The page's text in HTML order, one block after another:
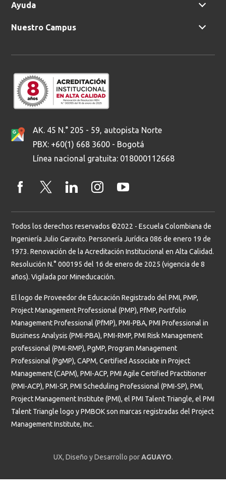
Estudiantes Profesores y administrativos
Graduados
Ayuda
Nuestro Campus
AK. 45 N.° 205 - 59, autopista Norte
PBX: +60(1) 668 3600 - Bogotá
Línea nacional gratuita: 018000112668
Todos los derechos reservados ©2022 - Escuela Colombiana de
Ingeniería Julio Garavito. Personería Jurídica 086 de enero 19 de
1973. Renovación de la Acreditación Institucional en Alta Calidad.
Resolución N.° 000195 del 16 de enero de 2025 (vigencia de 8
años). Vigilada por Mineducación.
El logo de Proveedor de Educación Registrado del PMI, PMP,
Project Management Professional (PMP), PfMP, Portfolio
Management Professional (PfMP), PMI-PBA, PMI Professional in
Business Analysis (PMI-PBA), PMI-RMP, PMI Risk Management
professional (PMI-RMP), PgMP, Program Management
Professional (PgMP), CAPM, Certified Associate in Project
Management (CAPM), PMI-ACP, PMI Agile Certified Practitioner
(PMI-ACP), PMI-SP, PMI Scheduling Professional (PMI-SP), PMI,
Project Management Institute (PMI), el PMI Talent Triangle, el PMI
Talent Triangle logo y PMBOK son marcas registradas del Project
Management Institute, Inc.
UX, Diseño y Desarrollo porAGUAYO.